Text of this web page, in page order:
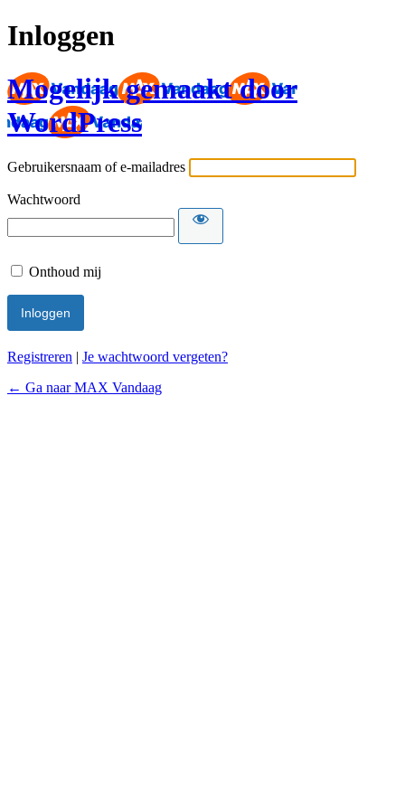
Inloggen
Mogelijk gemaakt door
WordPress
Gebruikersnaam of e-mailadres
Wachtwoord
Onthoud mij
Registreren | Je wachtwoord vergeten?
← Ga naar MAX Vandaag